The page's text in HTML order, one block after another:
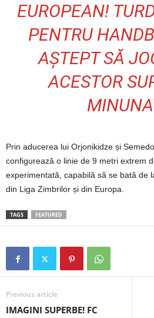
EUROPEAN!
PENTRU
AȘTEPT SĂ
ACESTOR
Prin aducerea lui Orjonikidze și
configurează o linie de 9 metri extrem
experimentată, capabilă să se bată de
din Liga Zimbrilor și din Europa.
TAGS FEATURED
Previous article
IMAGINI SUPERBE! FC